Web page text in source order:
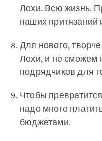
Лохи. Всю жизнь.
наших притязаний
Для нового,
Лохи, и не сможем
подрядчиков для
Чтобы
надо много
бюджетами.